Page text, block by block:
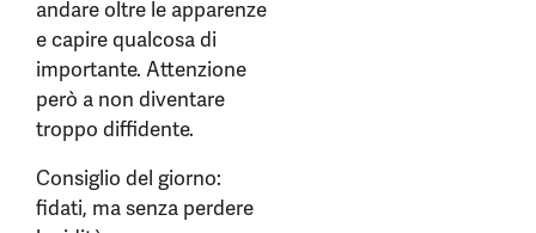
andare oltre le apparenze
e capire qualcosa di
importante. Attenzione
però a non diventare
troppo diffidente.
Consiglio del giorno:
fidati, ma senza perdere